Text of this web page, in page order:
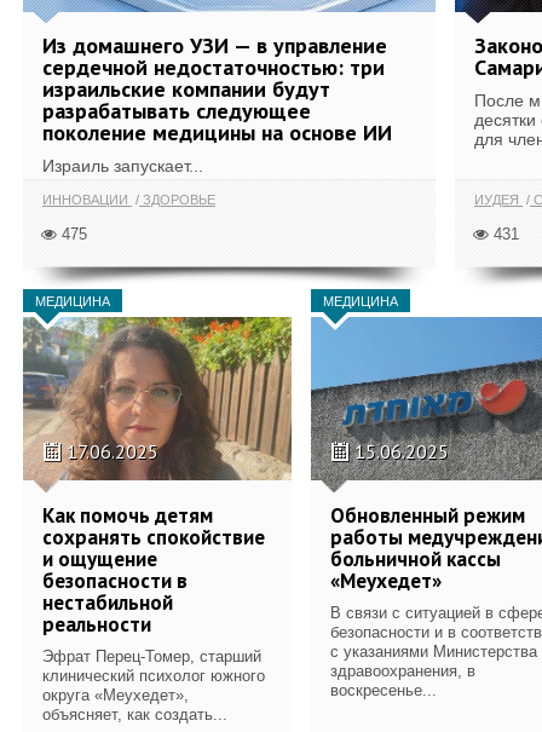
Из домашнего УЗИ — в управление
сердечной недостаточностью: три
израильские компании будут
разрабатывать следующее
поколение медицины на основе ИИ
Израиль запускает...
ИННОВАЦИИ ЗДОРОВЬЕ
475
После
для
ИУДЕЯ
431
МЕДИЦИНА
17.06.2025
Как помочь детям
сохранять спокойствие
и ощущение
безопасности в
нестабильной
реальности
Эфрат Перец-Томер, старший
клинический психолог южного
округа «Меухедет»,
объясняет, как создать...
МЕДИЦИНА
15.06.2025
Обновленный режим
работы
больничной кассы
«Меухедет»
В связи с ситуацией в
безопасности и в
с указаниями Министерства
здравоохранения, в
воскресенье...